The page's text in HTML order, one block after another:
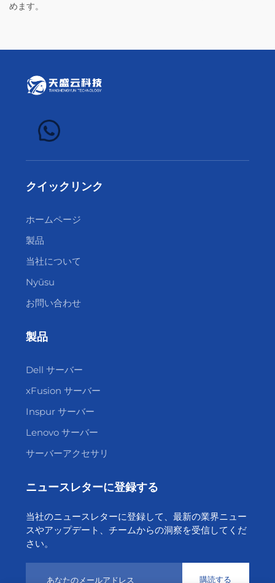
めます。
クイックリンク
ホームページ
製品
当社について
Nyūsu
お問い合わせ
製品
Dell サーバー
xFusion サーバー
Inspur サーバー
Lenovo サーバー
サーバーアクセサリ
ニュースレターに登録する
当社のニュースレターに登録して、最新の業界ニュー
スやアップデート、チームからの洞察を受信してくだ
さい。
購読する